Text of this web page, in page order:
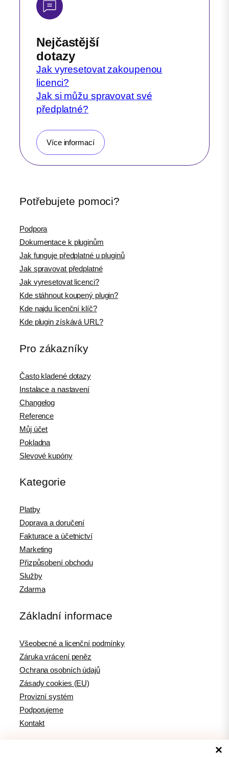
Nejčastější
dotazy
Jak vyresetovat zakoupenou
licenci?
Jak si můžu spravovat své
předplatné?
Více informací
Potřebujete pomoci?
Podpora
Dokumentace k pluginům
Jak funguje předplatné u pluginů
Jak spravovat předplatné
Jak vyresetovat licenci?
Kde stáhnout koupený plugin?
Kde najdu licenční klíč?
Kde plugin získává URL?
Pro zákazníky
Často kladené dotazy
Instalace a nastavení
Changelog
Reference
Můj účet
Pokladna
Slevové kupóny
Kategorie
Platby
Doprava a doručení
Fakturace a účetnictví
Marketing
Přizpůsobení obchodu
Služby
Zdarma
Základní informace
Všeobecné a licenční podmínky
Záruka vrácení peněz
Ochrana osobních údajů
Zásady cookies (EU)
Provizní systém
Podporujeme
Kontakt